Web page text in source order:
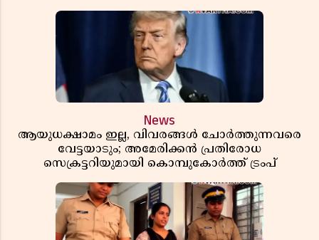
News
ആയുധക്ഷാമം ഇല്ല, വിവരങ്ങൾ ചോർത്തുന്നവരെ
വേട്ടയാടും; അമേരിക്കൻ പ്രതിരോധ
സെക്രട്ടറിയുമായി കൊമ്പുകോർത്ത് ട്രംപ്